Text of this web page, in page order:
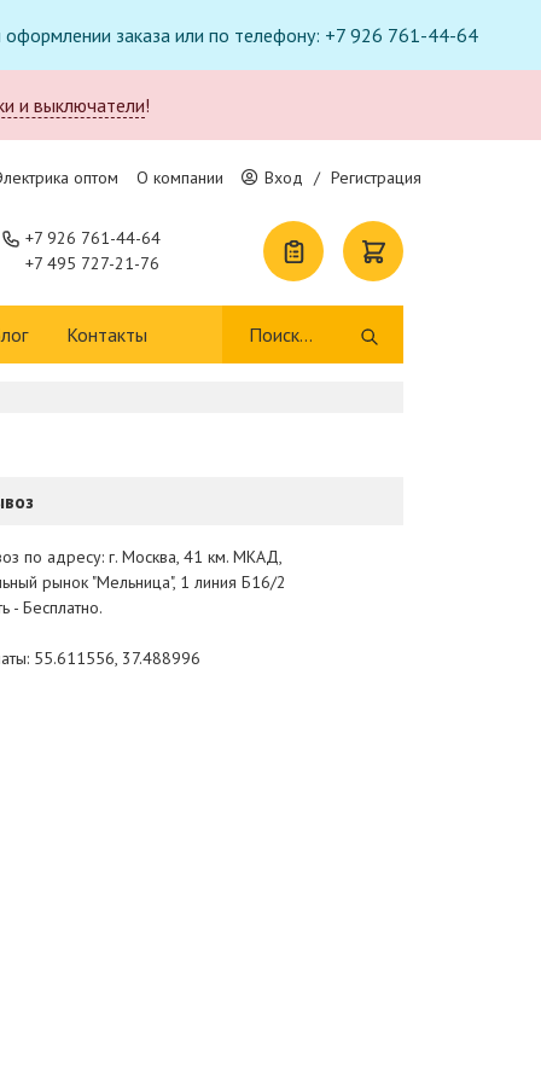
оформлении заказа или по телефону: +7 926 761-44-64
и выключатели!
оптом О компании Вход / Регистрация
+7 926 761-44-64
+7 495 727-21-76
Контакты
по адресу: г. Москва, 41 км. МКАД,
рынок "Мельница", 1 линия Б16/2
- Бесплатно.
55.611556, 37.488996